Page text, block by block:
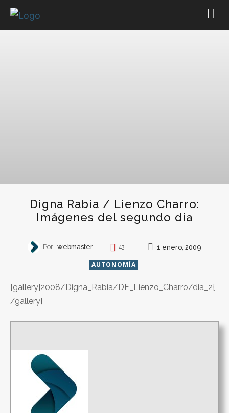
Digna Rabia / Lienzo Charro:
Imágenes del segundo dia
Por: webmaster 43 1 enero, 2009
AUTONOMÍA
{gallery}2008/Digna_Rabia/DF_Lienzo_Charro/dia_2{
/gallery}